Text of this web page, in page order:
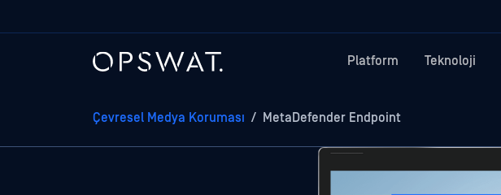
Platform Teknoloji
Çevresel Medya Koruması / MetaDefender Endpoint